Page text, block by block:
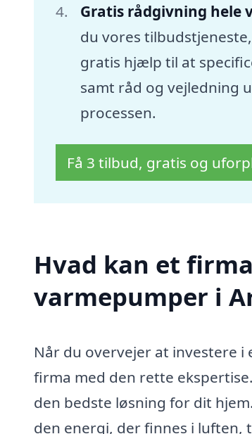
Gratis rådgivning hele
du vores
gratis hjælp til at
samt råd og vejledning
processen.
Få 3 tilbud, gratis og
Hvad kan et
varmepumper i
Når du overvejer at investere
firma med den rette
den bedste løsning for dit
den energi, der finnes i